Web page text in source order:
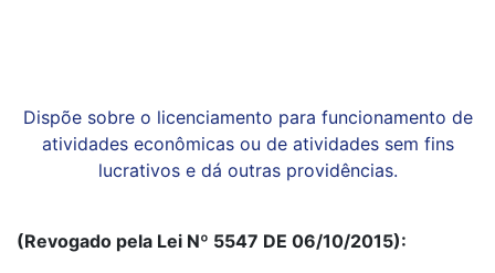
Dispõe sobre o licenciamento para funcionamento de
atividades econômicas ou de atividades sem fins
lucrativos e dá outras providências.
(Revogado pela Lei Nº 5547 DE 06/10/2015):